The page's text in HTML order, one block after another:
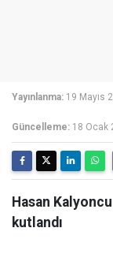
Yayınlanma: 19 Mayıs
Güncelleme: 18 Ocak
Hasan
kutlandı